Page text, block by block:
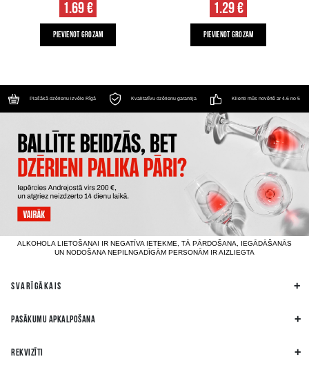
1.69 €
PIEVIENOT GROZAM
1.29 €
PIEVIENOT GROZAM
Plašākā dzērienu izvēle Rīgā Kvalitatīvu dzērienu garantija Klienti mūs novērtē ar 4.6 no 5
ALKOHOLA LIETOŠANAI IR NEGATĪVA IETEKME, TĀ PĀRDOŠANA, IEGĀDĀŠANĀS
UN NODOŠANA NEPILNGADĪGĀM PERSONĀM IR AIZLIEGTA
SVARĪGĀKAIS
PASĀKUMU APKALPOŠANA
REKVIZĪTI